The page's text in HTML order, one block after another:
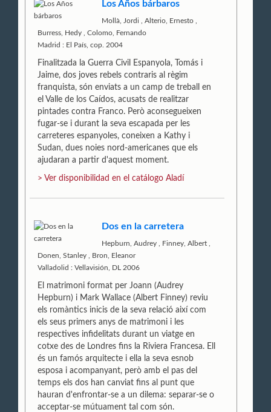
Los Años bárbaros
Mollà, Jordi ,Alterio, Ernesto
Burress, Hedy
,Colomo, Fernando
Madrid : El País, cop. 2004
Finalitzada la Guerra Civil Espanyola, Tomás i
Jaime, dos joves rebels contraris al règim
franquista, són enviats a un camp de treball en
el Valle de los Caídos, acusats de realitzar
pintades contra Franco. Però aconsegueixen
fugar-se i durant la seva escapada per les
carreteres espanyoles, coneixen a Kathy i
Sudan, dues noies nord-americanes que els
ajudaran a partir d'aquest moment.
> Ver disponibilidad en el catálogo Aladí
Dos en la carretera
Hepburn, Audrey Finney, Albert
Donen, Stanley
Bron, Eleanor
Valladolid : Vellavisión, DL 2006
El matrimoni format per Joann (Audrey
Hepburn) i Mark Wallace (Albert Finney) reviu
els romàntics inicis de la seva relació així com
els seus primers anys de matrimoni i les
respectives infidelitats durant un viatge en
cotxe des de Londres fins la Riviera Francesa. Ell
és un famós arquitecte i ella la seva esnob
esposa i acompanyant, però amb el pas del
temps els dos han canviat fins al punt que
hauran d'enfrontar-se a un dilema: separar-se o
acceptar-se mútuament tal com són.